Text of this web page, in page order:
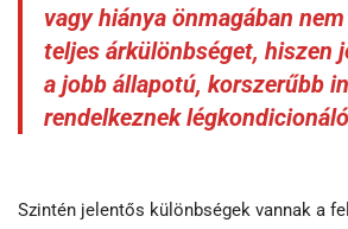
vagy hiánya önmagában
teljes árkülönbséget, hiszen
a jobb állapotú, korszerűbb
rendelkeznek
Szintén jelentős különbségek vannak a